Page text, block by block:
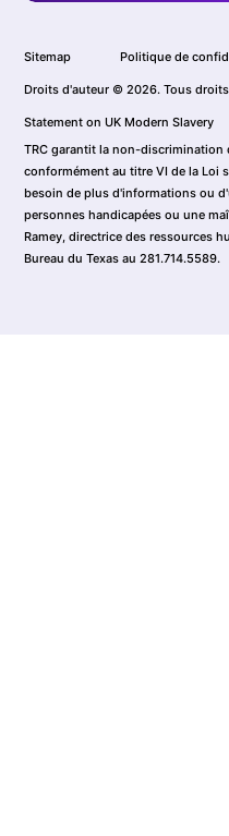
Sitemap Politique de
Droits d'auteur © 2026. Tous
Statement on UK Modern Slavery
TRC garantit la non-
conformément au titre VI de la Loi
besoin de plus d'informations ou
personnes handicapées ou une
Ramey, directrice des ressources
Bureau du Texas au 281.714.5589.